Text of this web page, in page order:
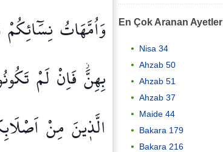
وَاُمَّهَاتُنِسَٓائِكُمْ
بِهِنَّۘفَاِنْلَمْ
الَّذ۪ينَ مِنْ
En Çok Aranan Ayetler
Nisa 34
Ahzab 50
Ahzab 51
Ahzab 37
Maide 44
Bakara 179
Bakara 216